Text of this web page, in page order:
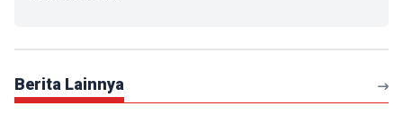
Berita Lainnya